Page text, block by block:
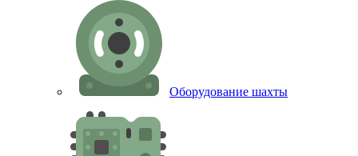
Оборудование шахты